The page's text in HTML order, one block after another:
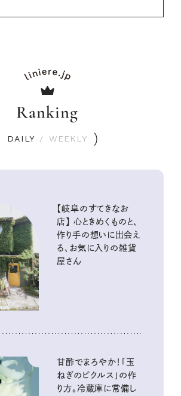
Ranking
DAILY / WEEKLY
【岐阜のすてきなお
店】 心ときめくものと、
作り手の想いに出会え
る、お気に入りの雑貨
屋さん
甘酢でまろやか！「玉
ねぎのピクルス」の作
り方。冷蔵庫に常備し